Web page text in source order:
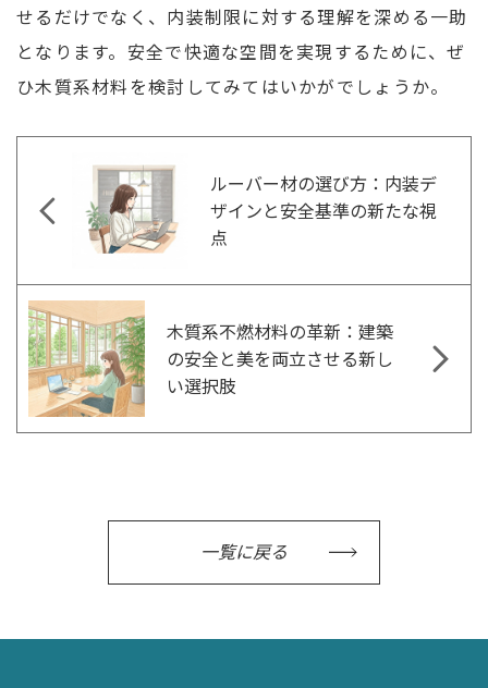
せるだけでなく、内装制限に対する理解を深める一助
となります。安全で快適な空間を実現するために、ぜ
ひ木質系材料を検討してみてはいかがでしょうか。
ルーバー材の選び方：内装デ
ザインと安全基準の新たな視
点
木質系不燃材料の革新：建築
の安全と美を両立させる新し
い選択肢
一覧に戻る